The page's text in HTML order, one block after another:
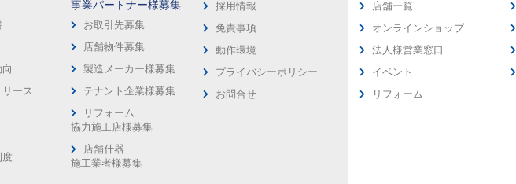
ース
度
事業パートナー様募集
お取引先募集
店舗物件募集
製造メーカー様募集
テナント企業様募集
リフォーム
協力施工店様募集
店舗什器
施工業者様募集
採用情報
免責事項
動作環境
プライバシーポリシー
お問合せ
店舗一覧
オンラインショップ
法人様営業窓口
イベント
リフォーム